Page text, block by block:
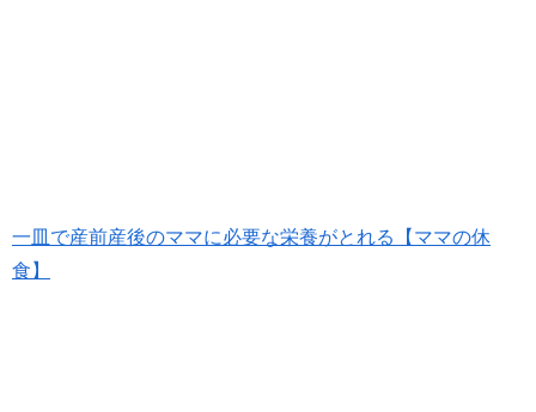
一皿で産前産後のママに必要な栄養がとれる【ママの休
食】